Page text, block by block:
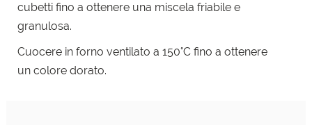
cubetti fino a ottenere una miscela friabile e
granulosa.
Cuocere in forno ventilato a 150°C fino a ottenere
un colore dorato.